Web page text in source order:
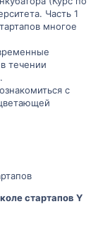
Часть 1
многое
течении
с
стартапов Y